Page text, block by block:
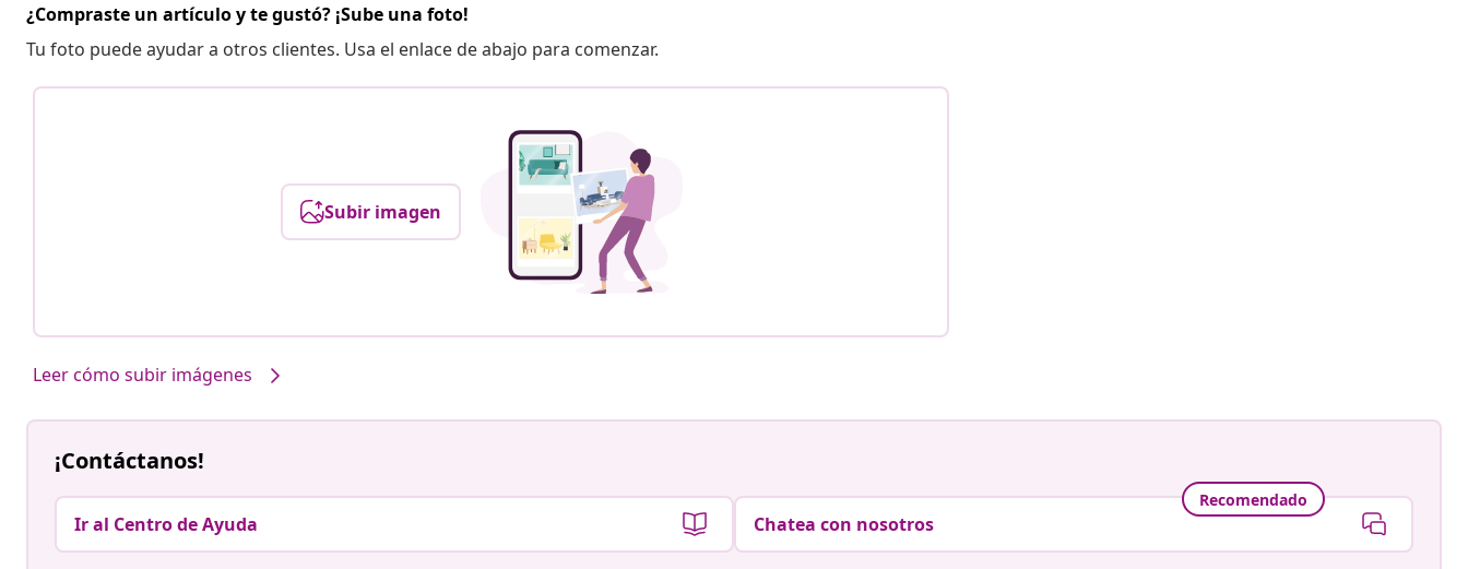
¿Compraste un artículo y te gustó? ¡Sube una foto!
Tu foto puede ayudar a otros clientes. Usa el enlace de abajo para comenzar.
Subir imagen
Leer cómo subir imágenes
¡Contáctanos!
Ir al Centro de Ayuda
Recomendado
Chatea con nosotros